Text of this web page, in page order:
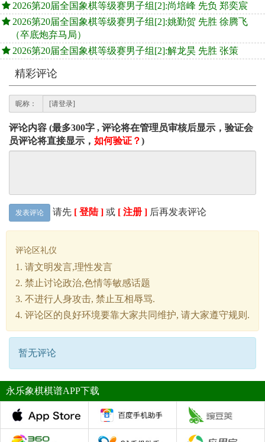
2026第20届全国象棋等级赛男子组[2]:尚培峰 先负 郑奕宸
2026第20届全国象棋等级赛男子组[2]:姚勤贺 先胜 徐腾飞
（卒底炮弃马局）
2026第20届全国象棋等级赛男子组[2]:解龙昊 先胜 张策
精彩评论
昵称：
评论内容 (最多300字 , 评论将在管理员审核后显示，验证会
员评论将直接显示， 如何验证？)
发表评论 请先 [ 登陆 ] 或 [ 注册 ] 后再发表评论
评论区礼仪
1. 请文明发言,理性发言
2. 禁止讨论政治,色情等敏感话题
3. 不进行人身攻击, 禁止互相辱骂.
4. 评论区的良好环境要靠大家共同维护, 请大家遵守规则.
暂无评论
永乐象棋棋谱APP下载